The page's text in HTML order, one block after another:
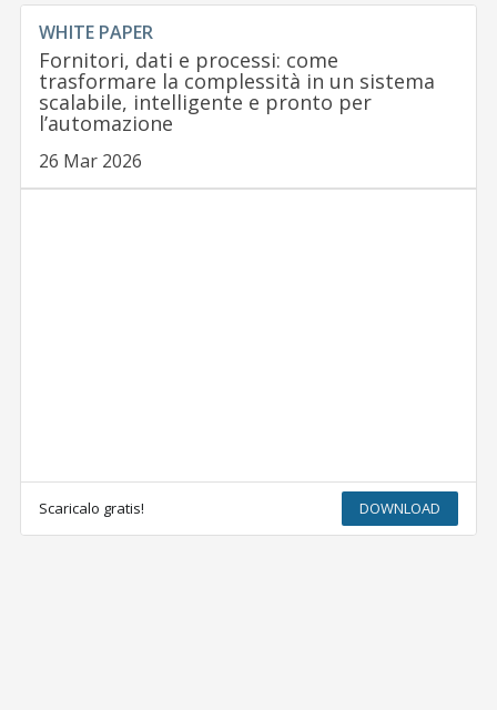
WHITE PAPER
Fornitori, dati e processi: come
trasformare la complessità in un sistema
scalabile, intelligente e pronto per
l’automazione
26 Mar 2026
Scaricalo gratis! DOWNLOAD